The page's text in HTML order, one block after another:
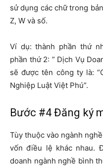
sử dụng các chữ trong
Z, W và số.
Ví dụ: thành phần thứ
phần thứ 2: ” Dịch Vụ
sẽ được tên công ty là:
Nghiệp Luật Việt Phú”.
Bước #4 Đăng ký
Tùy thuộc vào ngành
vốn điều lệ khác nhau.
doanh ngành nghề bình